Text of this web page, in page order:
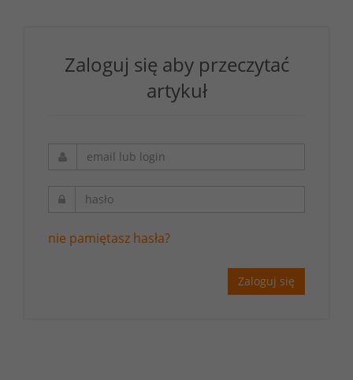
Zaloguj się aby przeczytać
artykuł
nie pamiętasz hasła?
Zaloguj się